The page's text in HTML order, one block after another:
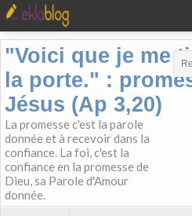
"Voici que je me
la porte." :
Jésus (Ap 3,20)
La promesse c'est la parole
donnée et à recevoir dans la
confiance. La foi, c'est la
confiance en la promesse de
Dieu, sa Parole d'Amour
donnée.